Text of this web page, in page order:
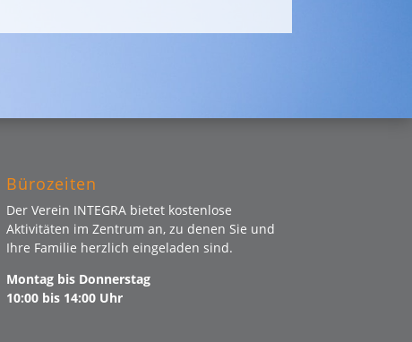
Bürozeiten
Der Verein INTEGRA bietet kostenlose
Aktivitäten im Zentrum an, zu denen Sie und
Ihre Familie herzlich eingeladen sind.
Montag bis Donnerstag
10:00 bis 14:00 Uhr